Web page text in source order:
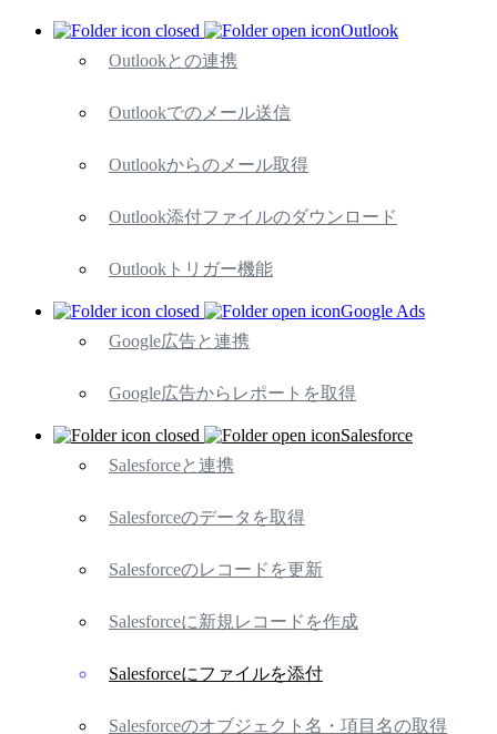
Outlook
Outlookとの連携
Outlookでのメール送信
Outlookからのメール取得
Outlook添付ファイルのダウンロード
Outlookトリガー機能
Google Ads
Google広告と連携
Google広告からレポートを取得
Salesforce
Salesforceと連携
Salesforceのデータを取得
Salesforceのレコードを更新
Salesforceに新規レコードを作成
Salesforceにファイルを添付
Salesforceのオブジェクト名・項目名の取得